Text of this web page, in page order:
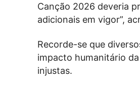
Canção 2026 deveria
adicionais em vigor”,
Recorde-se que
impacto humanitário
injustas.